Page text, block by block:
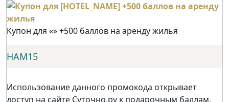
Купон для «» +500 баллов на аренду жилья
НАМ15
Использование данного промокода открывает
доступ на сайте Суточно.ру к подарочным баллам,